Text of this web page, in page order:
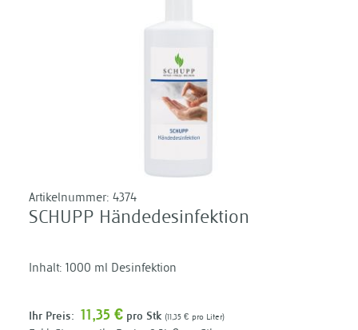
Artikelnummer: 4374
SCHUPP Händedesinfektion
Inhalt: 1000 ml Desinfektion
Ihr Preis: 11,35 € pro Stk 11,35 € pro Liter